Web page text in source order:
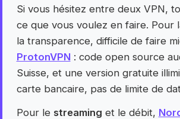
Si vous hésitez entre deux VPN,
ce que vous voulez en faire. Pour
la transparence, difficile de faire
ProtonVPN: code open source
Suisse, et une version gratuite
carte bancaire, pas de limite de
Pour le streaming et le débit,